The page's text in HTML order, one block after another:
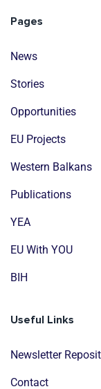
Pages
News
Stories
Opportunities
EU Projects
Western Balkans
Publications
YEA
EU With YOU
BIH
Useful Links
Newsletter
Contact